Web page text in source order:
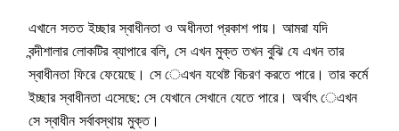
এখানে সতত ইচ্ছার স্বাধীনতা ও অধীনতা প্রকাশ পায়। আমরা যদি
বন্দীশালার লোকটির ব্যাপারে বলি, সে এখন মুক্ত তখন বুঝি যে এখন তার
স্বাধীনতা ফিরে ফেয়েছে। সে েএখন যথেষ্ট বিচরণ করতে পারে। তার কর্মে
ইচ্ছার স্বাধীনতা এসেছে: সে যেখানে সেখানে যেতে পারে। অর্থাৎ েএখন
সে স্বাধীন সর্বাবস্থায় মুক্ত।